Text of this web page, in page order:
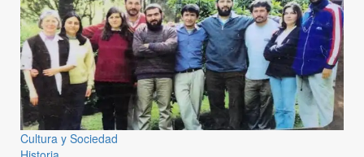
Cultura y Sociedad